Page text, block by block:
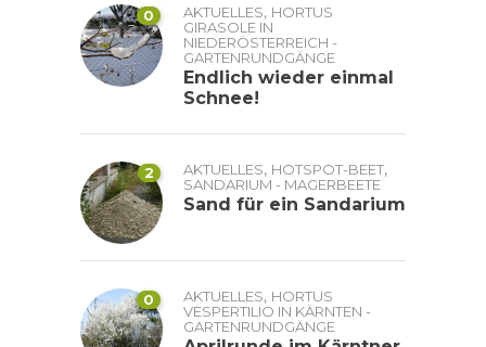
0 AKTUELLES, HORTUS
GIRASOLE IN
NIEDERÖSTERREICH -
GARTENRUNDGÄNGE
Endlich wieder einmal
Schnee!
2 AKTUELLES, HOTSPOT-BEET,
SANDARIUM - MAGERBEETE
Sand für ein Sandarium
0 AKTUELLES, HORTUS
VESPERTILIO IN KÄRNTEN -
GARTENRUNDGÄNGE